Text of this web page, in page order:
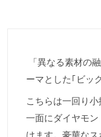
「異なる素材の
ーマとした｢ビッ
こちらは一回り
一面にダイヤモ
けます。豪華な